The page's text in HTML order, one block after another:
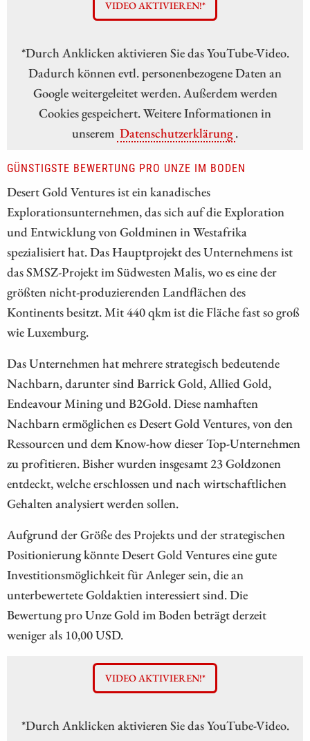
VIDEO AKTIVIEREN!*
*Durch Anklicken aktivieren Sie das YouTube-Video.
Dadurch können evtl. personenbezogene Daten an
Google weitergeleitet werden. Außerdem werden
Cookies gespeichert. Weitere Informationen in
unserem Datenschutzerklärung .
GÜNSTIGSTE BEWERTUNG PRO UNZE IM BODEN
Desert Gold Ventures ist ein kanadisches
Explorationsunternehmen, das sich auf die Exploration
und Entwicklung von Goldminen in Westafrika
spezialisiert hat. Das Hauptprojekt des Unternehmens ist
das SMSZ-Projekt im Südwesten Malis, wo es eine der
größten nicht-produzierenden Landflächen des
Kontinents besitzt. Mit 440 qkm ist die Fläche fast so groß
wie Luxemburg.
Das Unternehmen hat mehrere strategisch bedeutende
Nachbarn, darunter sind Barrick Gold, Allied Gold,
Endeavour Mining und B2Gold. Diese namhaften
Nachbarn ermöglichen es Desert Gold Ventures, von den
Ressourcen und dem Know-how dieser Top-Unternehmen
zu profitieren. Bisher wurden insgesamt 23 Goldzonen
entdeckt, welche erschlossen und nach wirtschaftlichen
Gehalten analysiert werden sollen.
Aufgrund der Größe des Projekts und der strategischen
Positionierung könnte Desert Gold Ventures eine gute
Investitionsmöglichkeit für Anleger sein, die an
unterbewertete Goldaktien interessiert sind. Die
Bewertung pro Unze Gold im Boden beträgt derzeit
weniger als 10,00 USD.
VIDEO AKTIVIEREN!*
*Durch Anklicken aktivieren Sie das YouTube-Video.